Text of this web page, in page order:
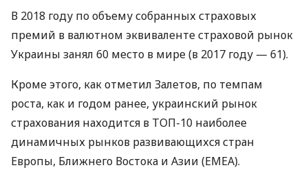
В 2018 году по объему собранных страховых
премий в валютном эквиваленте страховой рынок
Украины занял 60 место в мире (в 2017 году — 61).
Кроме этого, как отметил Залетов, по темпам
роста, как и годом ранее, украинский рынок
страхования находится в ТОП-10 наиболее
динамичных рынков развивающихся стран
Европы, Ближнего Востока и Азии (ЕМЕА).